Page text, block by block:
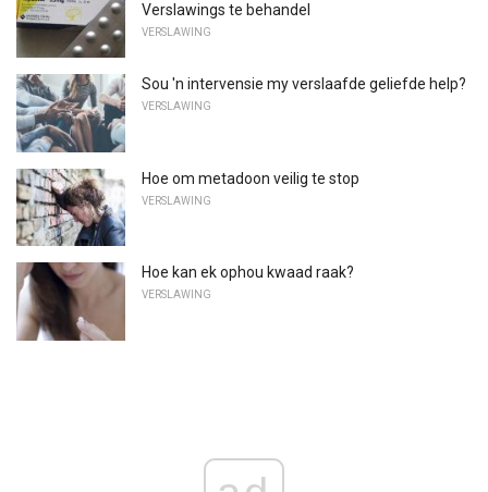
Verslawings te behandel
VERSLAWING
Sou 'n intervensie my verslaafde geliefde help?
VERSLAWING
Hoe om metadoon veilig te stop
VERSLAWING
Hoe kan ek ophou kwaad raak?
VERSLAWING